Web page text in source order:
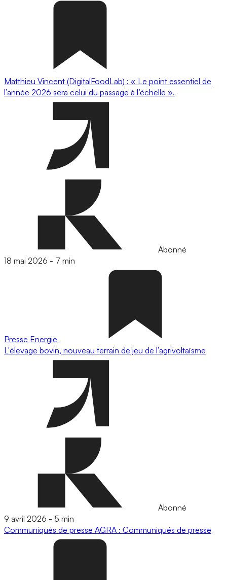
Matthieu Vincent (DigitalFoodLab) : « Le point essentiel de
l’année 2026 sera celui du passage à l’échelle ».
Abonné
18 mai 2026 - 7 min
Presse Energie
L'élevage bovin, nouveau terrain de jeu de l’agrivoltaïsme
Abonné
9 avril 2026 - 5 min
Communiqués de presse AGRA : Communiqués de presse